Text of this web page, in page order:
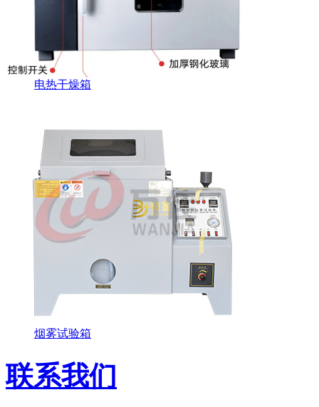
电热干燥箱
烟雾试验箱
联系我们